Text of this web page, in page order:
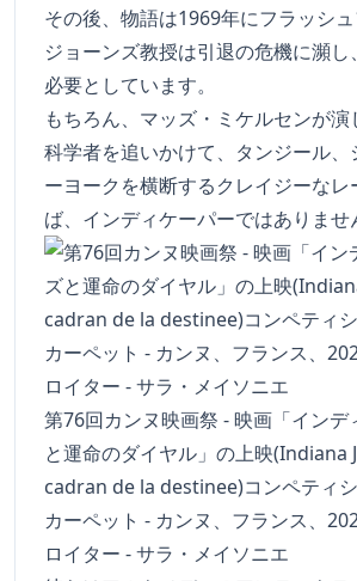
その後、物語は1969年にフラッシュ
ジョーンズ教授は引退の危機に瀕
必要としています。
もちろん、マッズ・ミケルセンが
科学者を追いかけて、タンジール、
ーヨークを横断するクレイジーな
ば、インディケーパーではありませ
第76回カンヌ映画祭 - 映画「インデ
と運命のダイヤル」の上映(Indiana
cadran de la destinee)コンペティ
カーペット - カンヌ、フランス、
ロイター - サラ・メイソニエ